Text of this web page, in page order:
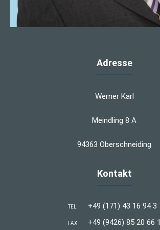
Adresse
Werner Karl
Meindling 8 A
94363 Oberschneiding
Kontakt
TEL +49 (171) 43 16 94 3
FAX +49 (9426) 85 20 66 1